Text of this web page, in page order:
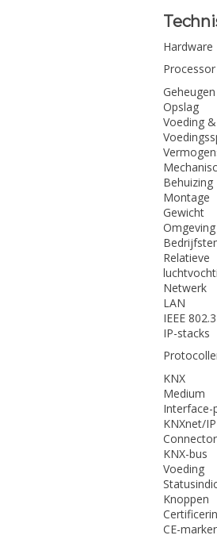
Hardware
Processor
Geheugen
Opslag
Voeding
Behuizing
Montage
Gewicht
Omgeving
Relatieve
Netwerk
LAN
IEEE 802.3
IP-stacks
KNX
Medium
KNXnet/
KNX-bus
Voeding
Knoppen
CE-